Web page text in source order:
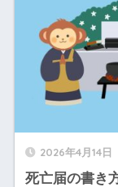
2026年4月14日
死亡届の書き